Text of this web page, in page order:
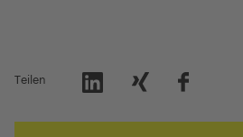
Teilen